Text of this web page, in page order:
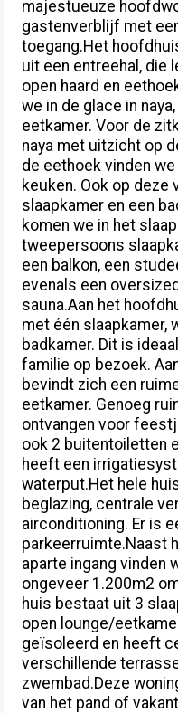
majestueuze
gastenverblijf met
toegang.Het
uit een entreehal, die
open haard en
we in de glace in
eetkamer. Voor de
naya met uitzicht op
de eethoek vinden
keuken. Ook op deze
slaapkamer en een
komen we in het
tweepersoons
een balkon, een
evenals een
sauna.Aan het
met één slaapkamer,
badkamer. Dit is
familie op bezoek.
bevindt zich een
eetkamer. Genoeg
ontvangen voor
ook 2 buitentoiletten
heeft een
waterput.Het hele
beglazing, centrale
airconditioning. Er is
parkeerruimte.Naast
aparte ingang vinden
ongeveer 1.200m2
huis bestaat uit 3
open lounge/
geïsoleerd en heeft
verschillende
zwembad.Deze
van het pand of